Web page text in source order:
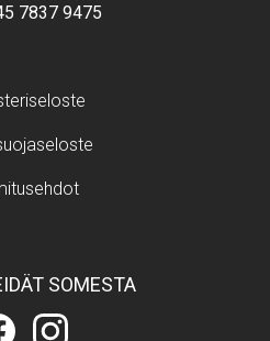
7837 9475
SOMESTA